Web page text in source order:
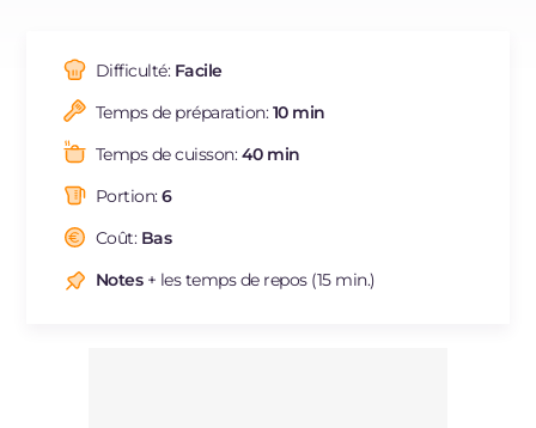
ES
BR
NL
Difficulté: Facile
Temps de préparation:10 min
Temps de cuisson:40 min
Portion:6
Coût: Bas
Notes+ les temps de repos (15 min.)